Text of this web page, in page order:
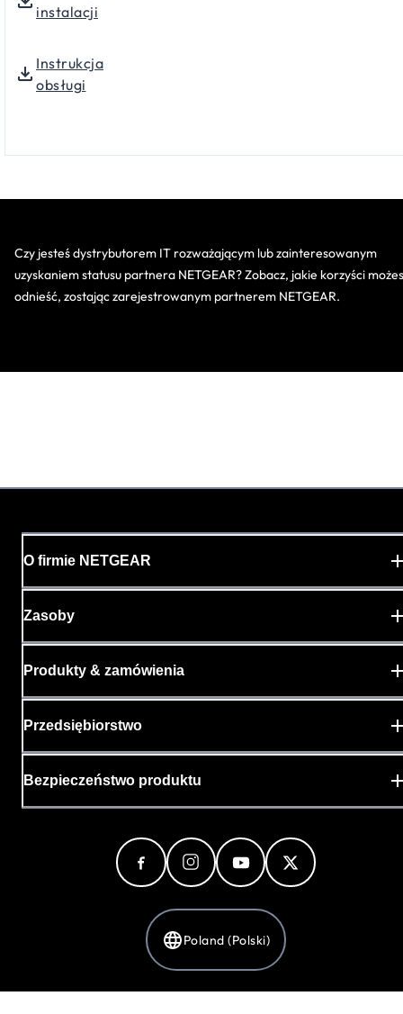
instalacji
Instrukcja
obsługi
Czy jesteś dystrybutorem IT rozważającym lub zainteresowanym
uzyskaniem statusu partnera NETGEAR? Zobacz, jakie korzyści
odnieść, zostając zarejestrowanym partnerem NETGEAR.
O firmie NETGEAR
Zasoby
Produkty & zamówienia
Przedsiębiorstwo
Bezpieczeństwo produktu
Poland (Polski)